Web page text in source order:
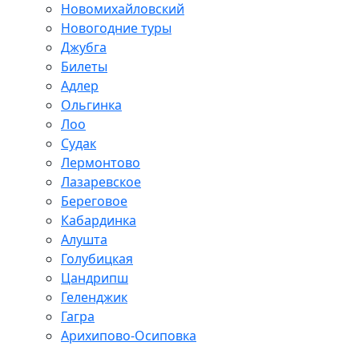
Новомихайловский
Новогодние туры
Джубга
Билеты
Адлер
Ольгинка
Лоо
Судак
Лермонтово
Лазаревское
Береговое
Кабардинка
Алушта
Голубицкая
Цандрипш
Геленджик
Гагра
Арихипово-Осиповка